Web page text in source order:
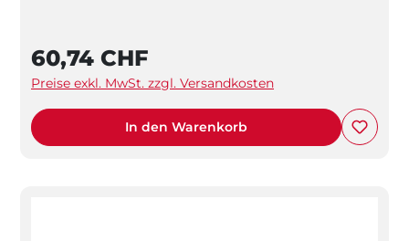
60,74 CHF
Preise exkl. MwSt. zzgl. Versandkosten
In den Warenkorb